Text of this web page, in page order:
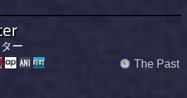
ー
The Past